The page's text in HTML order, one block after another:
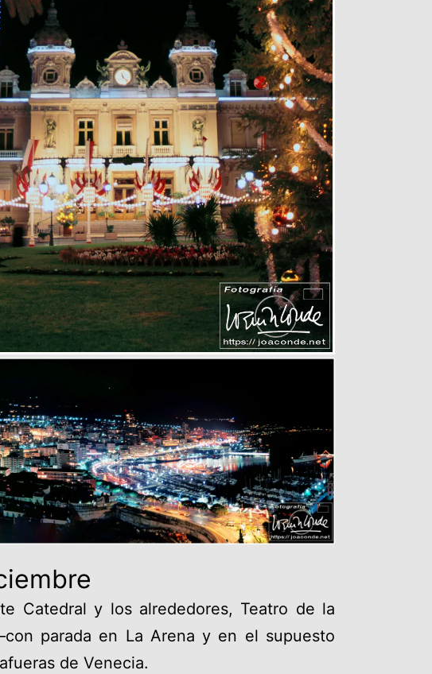
Catedral y los alrededores, Teatro de la
parada en La Arena y en el supuesto
de Venecia.